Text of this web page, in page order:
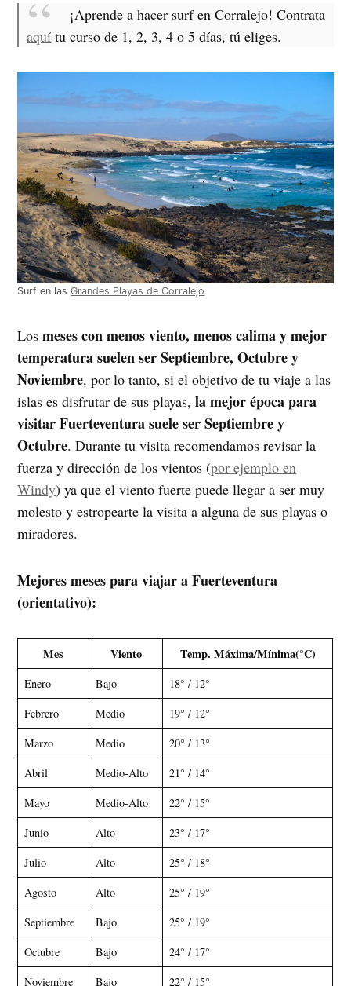
¡Aprende a hacer surf en Corralejo! Contrata
aquí tu curso de 1, 2, 3, 4 o 5 días, tú eliges.
Surf en lasGrandes Playas de Corralejo
Losmeses con menos viento, menos calima y mejor
temperatura suelen ser Septiembre, Octubre y
Noviembre, por lo tanto, si el objetivo de tu viaje a las
islas es disfrutar de sus playas,la mejor época para
visitar Fuerteventura suele ser Septiembre y
Octubre. Durante tu visita recomendamos revisar la
fuerza y dirección de los vientos (por ejemplo en
Windy) ya que el viento fuerte puede llegar a ser muy
molesto y estropearte la visita a alguna de sus playas o
miradores.
Mejores meses para viajar a Fuerteventura
(orientativo):
Mes Viento Temp. Máxima/Mínima(°C)
Enero Bajo
18° / 12°
Febrero
Medio
19° / 12°
Marzo
Medio
20° / 13°
Abril
Medio-Alto
21° / 14°
Mayo
Medio-Alto
22° / 15°
Junio
Alto
23° / 17°
Julio
Alto
25° / 18°
Agosto
Alto
25° / 19°
Septiembre
Bajo
25° / 19°
Octubre
Bajo
24° / 17°
Noviembre
Bajo 22° / 15°